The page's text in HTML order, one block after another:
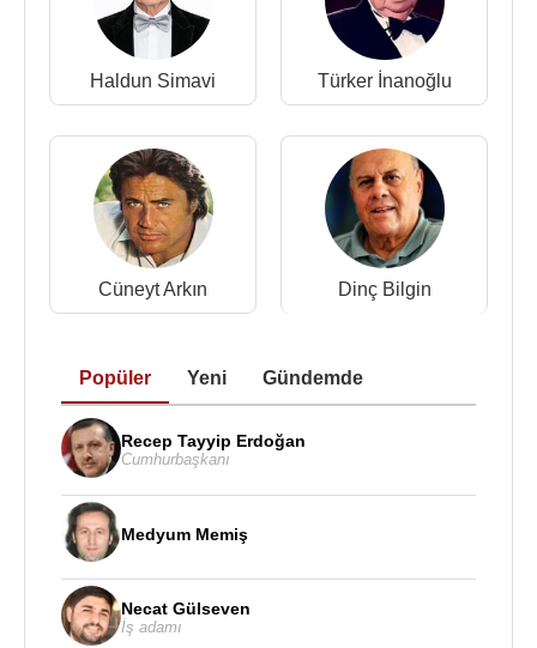
2001 - Hukukun Egemenliği Derneği’nin “Şeref
Ödülü”
2011 - Meclis Dergisi tarafından “Yılın Gazetecisi”
ödülü.
:
1983 - Kara Murat (dizi) 18 cilt
1987 - Kara Murat 1 Vahşi Ve Güzel
1987 - Kara Murat 2 Ölüm Yolu
1988 - Kara Murat 3 Aşk Ve Kan
1992 - Kara Murat 4 Kardeş Kanı
1996 - İnsan kanatsız bir kuştur: gezi yazıları
1996 - Dağların Sesi Jülide'nin Romanı(roman)
2000 - Baba'dan Fıkralar
2000 - Söz Konusu Vatan İse
2002 - Biz Bu Ülkeyi Sokakta Bulmadık !
2013 - Fatih'in Fedaisi Kara Murat - Aşk Ve Kan
Kazıklı Voyvoda'ya Karşı
2015 - Yakacaklar Ülkeyi!
2017 - İnsanlık onuru için yürüyelim arkadaşlar
Haldun Simavi Türker İnanoğlu
Cüneyt Arkın Dinç Bilgin
Popüler Yeni Gündemde
Recep Tayyip Erdoğan
Cumhurbaşkanı
Medyum Memiş
Necat Gülseven
İş adamı